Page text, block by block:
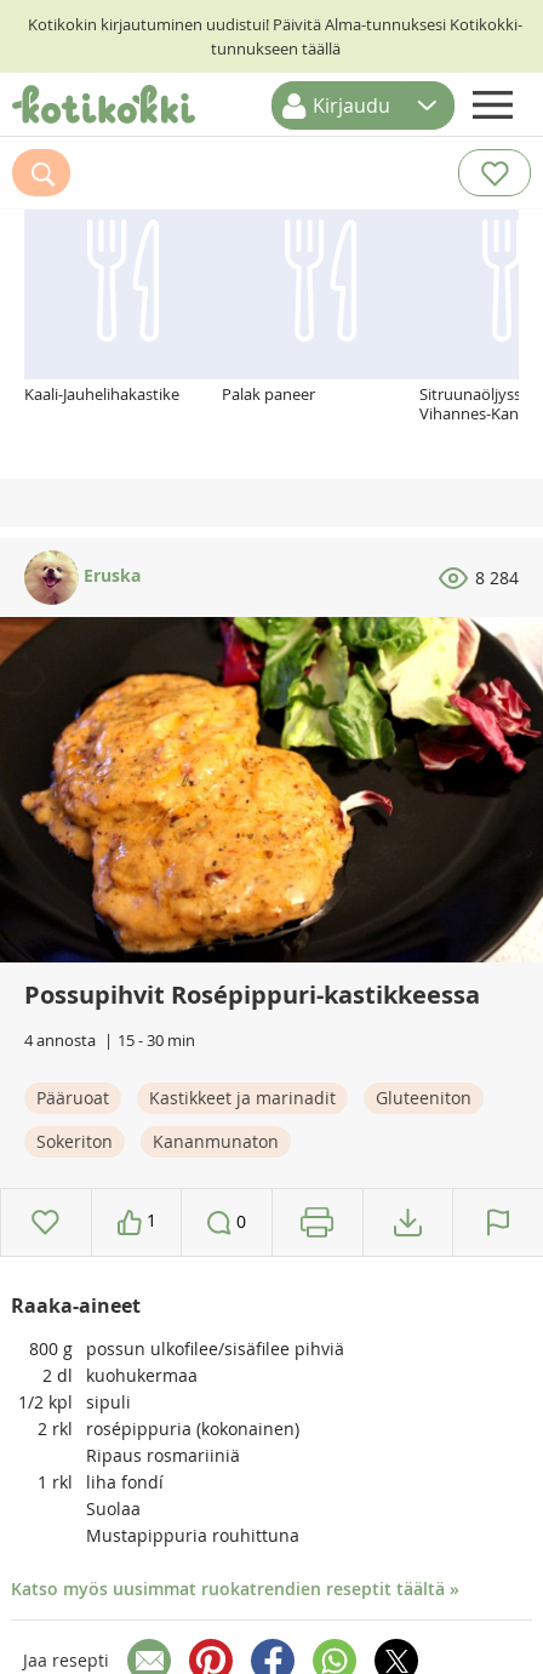
Kotikokin kirjautuminen uudistui! Päivitä Alma-tunnuksesi Kotikokki-
tunnukseen täällä
ETUSIVU
RESEPTIHAKU
Kirjaudu
Suosittelemme myös
Kaali-Jauhelihakastike Palak paneer
Sitruunaöljyssä
Vihannes-
Eruska 8 284
Possupihvit Rosépippuri-kastikkeessa
4 annosta 15 - 30 min
Pääruoat Kastikkeet ja marinadit
Gluteeniton
Sokeriton
Kananmunaton
1 0
Raaka-aineet
800 g
possun ulkofilee/sisäfilee pihviä
2 dl
kuohukermaa
1/2 kpl
sipuli
2 rkl
rosépippuria (kokonainen)
Ripaus rosmariiniä
1 rkl
liha fondí
Suolaa
Mustapippuria rouhittuna
Katso myös uusimmat ruokatrendien reseptit täältä »
Jaa resepti